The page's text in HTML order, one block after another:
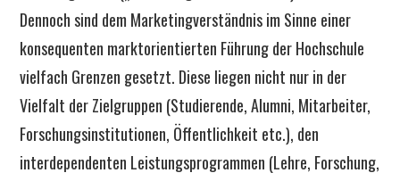
Dennoch sind dem Marketingverständnis im Sinne einer
konsequenten marktorientierten Führung der Hochschule
vielfach Grenzen gesetzt. Diese liegen nicht nur in der
Vielfalt der Zielgruppen (Studierende, Alumni, Mitarbeiter,
Forschungsinstitutionen, Öffentlichkeit etc.), den
interdependenten Leistungsprogrammen (Lehre, Forschung,